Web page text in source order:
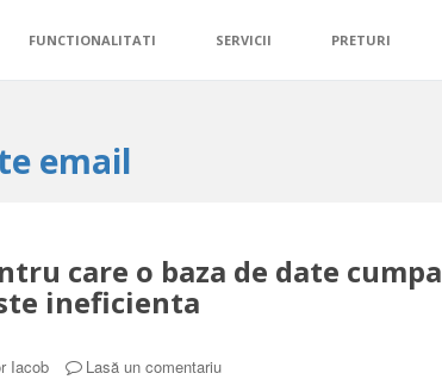
FUNCTIONALITATI SERVICII PRETURI
email
care o baza de date
ineficienta
Iacob Lasă un comentariu